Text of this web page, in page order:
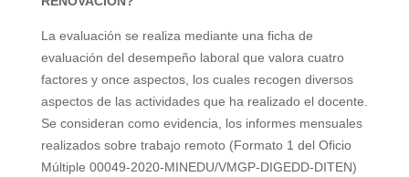
La evaluación se realiza mediante una ficha de
evaluación del desempeño laboral que valora cuatro
factores y once aspectos, los cuales recogen diversos
aspectos de las actividades que ha realizado el docente.
Se consideran como evidencia, los informes mensuales
realizados sobre trabajo remoto (Formato 1 del Oficio
Múltiple 00049-2020-MINEDU/VMGP-DIGEDD-DITEN)